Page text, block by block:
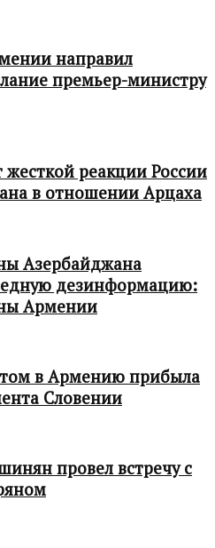
направил
премьер-министру
реакции России
в отношении Арцаха
Азербайджана
дезинформацию:
Армении
в Армению прибыла
Словении
провел встречу с